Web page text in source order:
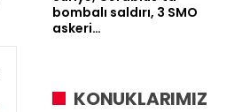
bombalı saldırı, 3 SMO
askeri…
KONUKLARIMIZ